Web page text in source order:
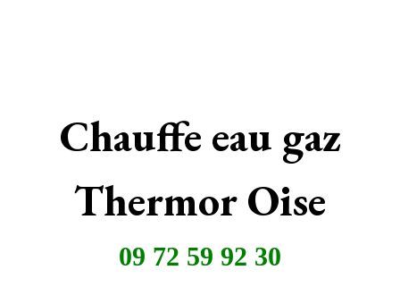
Chauffe eau gaz
Thermor Oise
09 72 59 92 30